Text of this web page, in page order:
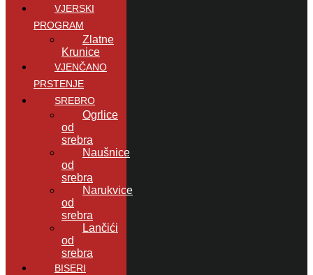
VJERSKI
PROGRAM
Zlatne
Krunice
VJENČANO
PRSTENJE
SREBRO
Ogrlice
od
srebra
Naušnice
od
srebra
Narukvice
od
srebra
Lančići
od
srebra
BISERI